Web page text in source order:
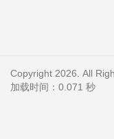
Copyright 2026. All
加载时间：0.071 秒